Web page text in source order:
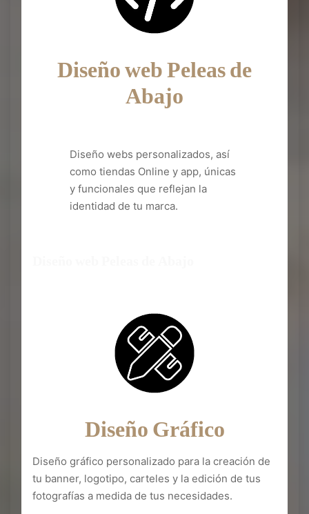
Diseño web Peleas de
Abajo
Diseño webs personalizados, así
como tiendas Online y app, únicas
y funcionales que reflejan la
identidad de tu marca.
Diseño Gráfico
Diseño gráfico personalizado para la creación de
tu banner, logotipo, carteles y la edición de tus
fotografías a medida de tus necesidades.